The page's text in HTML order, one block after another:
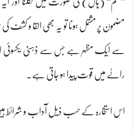
مضمون پر مشتمل ہونا تو یہ بھی القا و
سے ایک مظہر ہے جس سے ذہنی یکسوئی
رائے میں قوت پیدا ہو جاتی ہے۔
اس استخارہ کے حسب ذیل آداب و شرائط